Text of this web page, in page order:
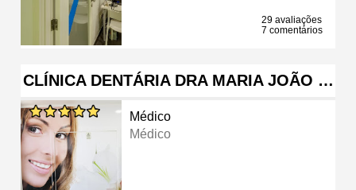
29 avaliações
7 comentários
CLÍNICA DENTÁRIA DRA MARIA JOÃO …
Médico
Médico